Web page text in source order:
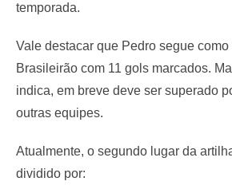
temporada.
Vale destacar que Pedro segue
Brasileirão com 11 gols marcados.
indica, em breve deve ser superado
outras equipes.
Atualmente, o segundo lugar da
dividido por: